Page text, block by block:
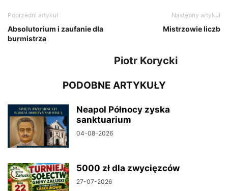
Poprzedni artykuł
Absolutorium i zaufanie dla
burmistrza
Następny artykuł
Mistrzowie liczb
Piotr Korycki
PODOBNE ARTYKUŁY
Neapol Północy zyska
sanktuarium
04-08-2026
5000 zł dla zwycięzców
27-07-2026